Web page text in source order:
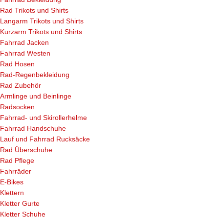
Rad Trikots und Shirts
Langarm Trikots und Shirts
Kurzarm Trikots und Shirts
Fahrrad Jacken
Fahrrad Westen
Rad Hosen
Rad-Regenbekleidung
Rad Zubehör
Armlinge und Beinlinge
Radsocken
Fahrrad- und Skirollerhelme
Fahrrad Handschuhe
Lauf und Fahrrad Rucksäcke
Rad Überschuhe
Rad Pflege
Fahrräder
E-Bikes
Klettern
Kletter Gurte
Kletter Schuhe